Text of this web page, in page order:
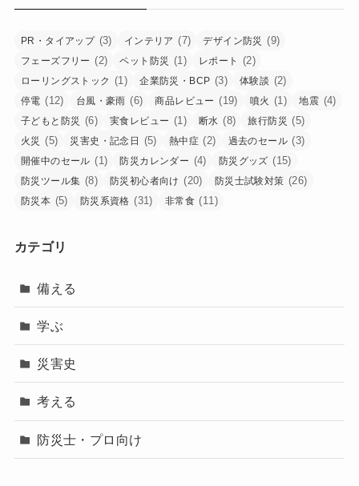
PR・タイアップ (3) インテリア (7) デザイン防災 (9)
フェーズフリー (2) ペット防災 (1) レポート (2)
ローリングストック (1) 企業防災・BCP (3) 体験談 (2)
停電 (12) 台風・豪雨 (6) 商品レビュー (19) 噴火 (1) 地震 (4)
子どもと防災 (6) 実食レビュー (1) 断水 (8) 旅行防災 (5)
火災 (5) 災害史・記念日 (5) 熱中症 (2) 過去のセール (3)
開催中のセール (1) 防災カレンダー (4) 防災グッズ (15)
防災ツール集 (8) 防災初心者向け (20) 防災士試験対策 (26)
防災本 (5) 防災系資格 (31) 非常食 (11)
カテゴリ
備える
学ぶ
災害史
考える
防災士・プロ向け